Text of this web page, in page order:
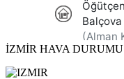
İZMİR HAVA DURUMU